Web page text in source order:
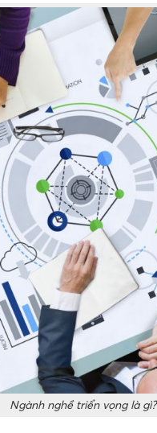
Ngành nghề triển vọng là gì?